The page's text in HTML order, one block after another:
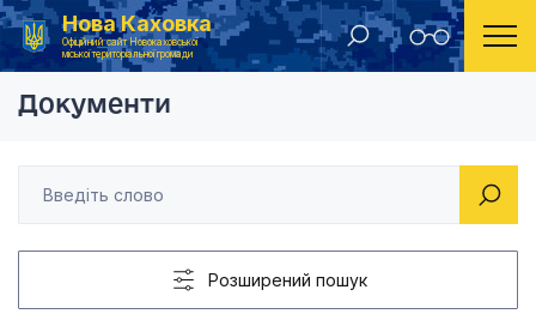
Нова Каховка
Офіційний сайт Новокаховської
міської територіальної громади
Головна Рішення Новокаховської міської ради 2022 рік Про затвердження
Документи
Розширений пошук